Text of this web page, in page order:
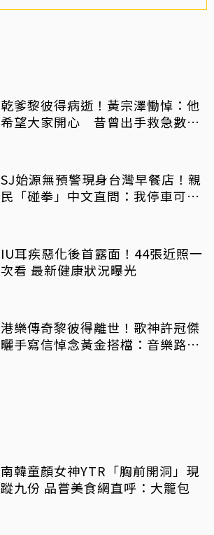
乾爹黎彼得病逝！黃宗澤慟悼：他
希望大家開心 昔曾出手救急數十
SJ始源無預警現身台灣早餐店！親
民「碰拳」中文直問：我停車可以
IU耳疾惡化後首露面！44張近照一
次看 最新健康狀況曝光
港樂傳奇黎彼得離世！歌神許冠傑
曬手寫信悼念黃金搭檔：音樂路上
南韓童顏女神YTR「胸前開洞」現
蹤九份 品嘗美食網直呼：大籠包